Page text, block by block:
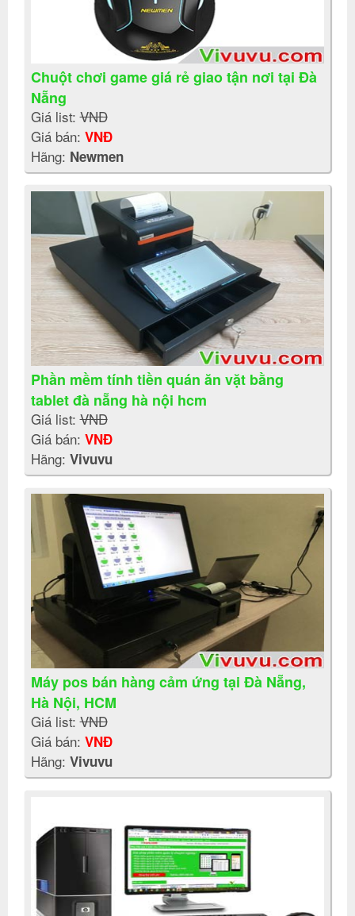
Chuột chơi game giá rẻ giao tận nơi tại Đà
Nẵng
Giá list:VNĐ
Giá bán: VNĐ
Hãng: Newmen
Phần mềm tính tiền quán ăn vặt bằng
tablet đà nẵng hà nội hcm
Giá list:VNĐ
Giá bán: VNĐ
Hãng: Vivuvu
Máy pos bán hàng cảm ứng tại Đà Nẵng,
Hà Nội, HCM
Giá list:VNĐ
Giá bán: VNĐ
Hãng: Vivuvu